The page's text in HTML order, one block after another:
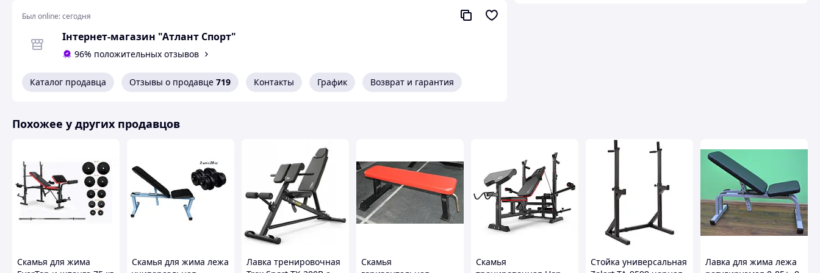
Ширина ножек
Максимальная нагрузка
До 160 кг под углом.
Скамья для жима
: 7 положений (от горизонтали до угла 87°).
Высота: 80–140 см (шаг 10 см).
Ширина: 77 см / 90 см / 105 см (под любой гриф).
Приставка Скотта
: 25 см (идеально для изолированных упражнений).
Регулировка
: 5 положений (точная настройка под ваш рост и амплитуду движения).
Был online:сегодня
Інтернет-магазин "Атлант Спорт"
96% положительных отзывов
Каталог продавца Отзывы о продавце 719 Контакты График Возврат и гарантия
Похожее у других продавцов
Скамья для жима
Скамья для жима лежа
Лавка тренировочная
Скамья
Скамья
Стойка универсальная
Лавка для жима лежа